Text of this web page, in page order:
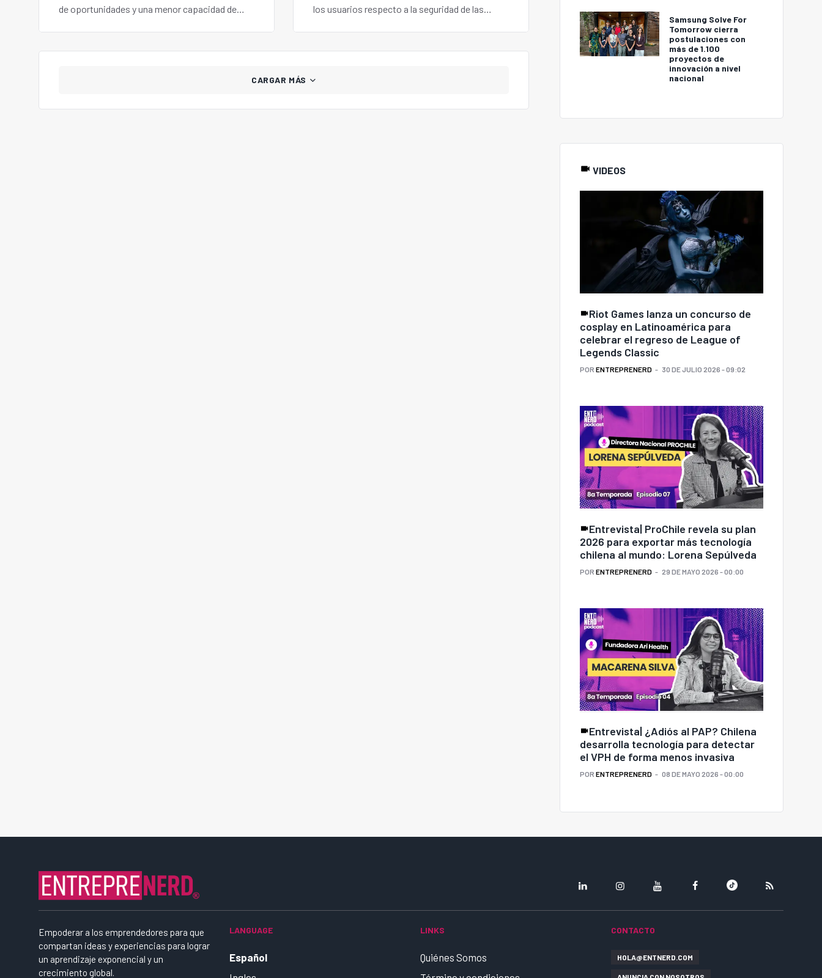
de oportunidades y una menor capacidad de
los usuarios respecto a la seguridad de las
CARGAR MÁS
Samsung Solve For
Tomorrow cierra
postulaciones con
más de 1.100
proyectos de
innovación a nivel
nacional
VIDEOS
Riot Games lanza un concurso de
cosplay en Latinoamérica para
celebrar el regreso de League of
Legends Classic
POR ENTREPRENERD 30 DE JULIO 2026 - 09:02
Entrevista| ProChile revela su plan
2026 para exportar más tecnología
chilena al mundo: Lorena Sepúlveda
POR ENTREPRENERD 29 DE MAYO 2026 - 00:00
Entrevista| ¿Adiós al PAP? Chilena
desarrolla tecnología para detectar
el VPH de forma menos invasiva
POR ENTREPRENERD 08 DE MAYO 2026 - 00:00
Empoderar a los emprendedores para que
compartan ideas y experiencias para lograr
un aprendizaje exponencial y un
crecimiento global.
LANGUAGE
Español
LINKS
Quiénes Somos
CONTACTO
HOLA@ENTNERD.COM